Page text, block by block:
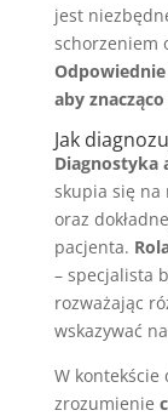
jest
schorzeniem
aby
Jak
Diagnostyka
skupia się na
oraz
pacjenta.
– specjalista
rozważając
wskazywać
W kontekście
zrozumienie